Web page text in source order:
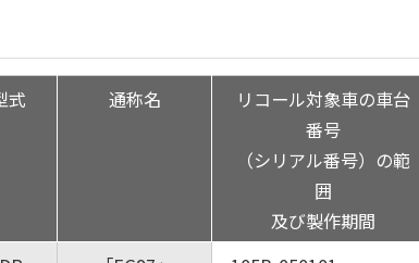
式 通称名
リコール対象車の車台
番号
（シリアル番号）の範
囲
及び製作期間